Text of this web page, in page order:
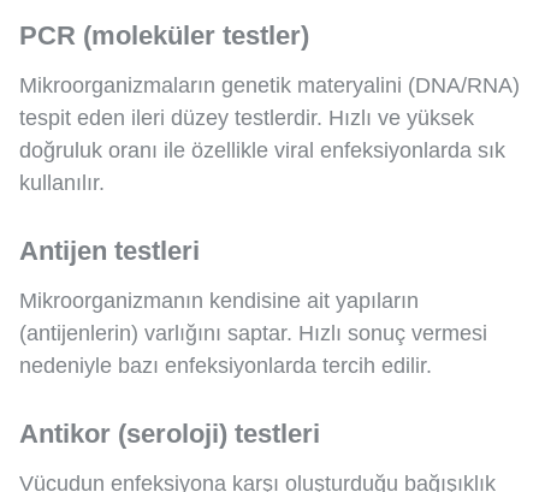
PCR (moleküler testler)
Mikroorganizmaların genetik materyalini (DNA/RNA)
tespit eden ileri düzey testlerdir. Hızlı ve yüksek
doğruluk oranı ile özellikle viral enfeksiyonlarda sık
kullanılır.
Antijen testleri
Mikroorganizmanın kendisine ait yapıların
(antijenlerin) varlığını saptar. Hızlı sonuç vermesi
nedeniyle bazı enfeksiyonlarda tercih edilir.
Antikor (seroloji) testleri
Vücudun enfeksiyona karşı oluşturduğu bağışıklık